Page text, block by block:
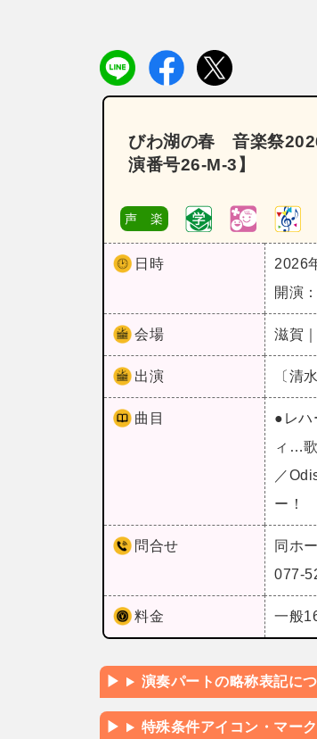
びわ湖の春 音楽祭
演番号26‐M‐3】
声 楽
日時
2026
開演
会場 滋賀｜
出演 〔清
曲目
●レハ
ィ…
／
ー！
問合せ
同ホ
077-
料金 一般
演奏パートの略称表記に
特殊条件アイコン・マー